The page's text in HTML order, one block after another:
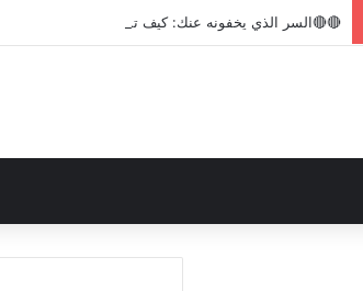
🔴🔴السر الذي يخفونه عنك: كيف تملك مفاتيح ‘الثروة’